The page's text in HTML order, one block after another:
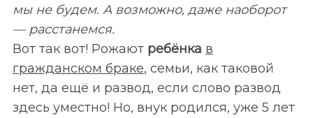
мы не будем. А возможно, даже наоборот
— расстанемся.
Вот так вот! Рожают ребёнка в
гражданском браке, семьи, как таковой
нет, да ещё и развод, если слово развод
здесь уместно! Но, внук родился, уже 5 лет